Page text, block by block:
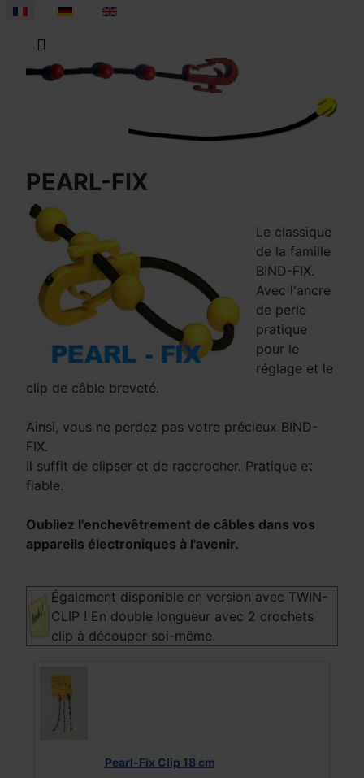
Sélectionnez votre langue
PEARL-FIX
Le classique
de la famille
BIND-FIX.
Avec l'ancre
de perle
pratique
pour le
réglage et le
clip de câble breveté.
Ainsi, vous ne perdez pas votre précieux BIND-
FIX.
Il suffit de clipser et de raccrocher. Pratique et
fiable.
Oubliez l'enchevêtrement de câbles dans vos
appareils électroniques à l'avenir.
Également disponible en version avec TWIN-
CLIP ! En double longueur avec 2 crochets
clip à découper soi-même.
Pearl-Fix Clip 18 cm